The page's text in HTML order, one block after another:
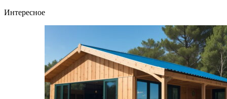
Интересное